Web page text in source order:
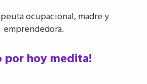
ocupacional, madre y
emprendedora.
por hoy medita!